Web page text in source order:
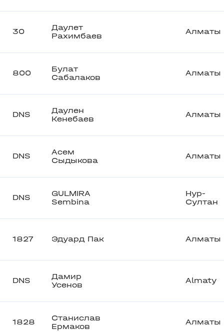
30
Даулет
Рахимбаев
Алматы
800
Булат
Сабалаков
Алматы
DNS
Даулен
Кенебаев
Алматы
DNS
Асем
Сыдыкова
Алматы
DNS
GULMIRA
Sembina
Нур-
Султан
1827 Эдуард Пак Алматы
DNS
Дамир
Усенов
Almaty
1828
Станислав
Ермаков
Алматы